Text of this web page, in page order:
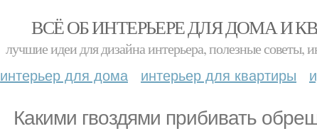
ВСЁ ОБ ИНТЕРЬЕРЕ ДЛЯ ДОМА И
лучшие идеи для дизайна интерьера, полезные советы,
интерьер для дома интерьер для квартиры
Какими гвоздями прибивать